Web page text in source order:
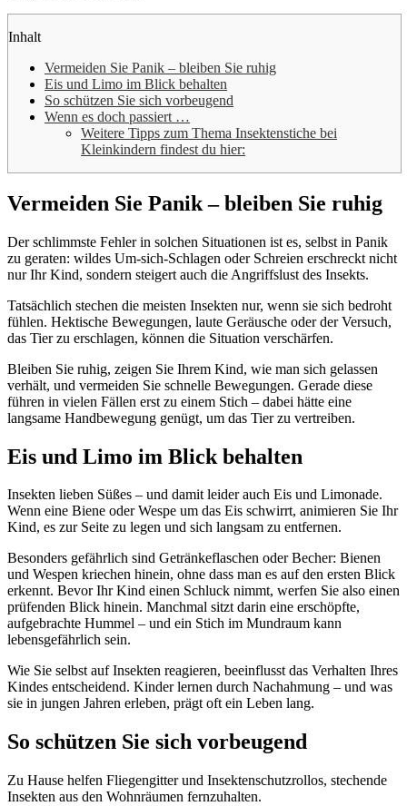
Inhalt
Vermeiden Sie Panik – bleiben Sie ruhig
Eis und Limo im Blick behalten
So schützen Sie sich vorbeugend
Wenn es doch passiert …
Weitere Tipps zum Thema Insektenstiche bei
Kleinkindern findest du hier:
Vermeiden Sie Panik – bleiben Sie ruhig
Der schlimmste Fehler in solchen Situationen ist es, selbst in Panik
zu geraten: wildes Um-sich-Schlagen oder Schreien erschreckt nicht
nur Ihr Kind, sondern steigert auch die Angriffslust des Insekts.
Tatsächlich stechen die meisten Insekten nur, wenn sie sich bedroht
fühlen. Hektische Bewegungen, laute Geräusche oder der Versuch,
das Tier zu erschlagen, können die Situation verschärfen.
Bleiben Sie ruhig, zeigen Sie Ihrem Kind, wie man sich gelassen
verhält, und vermeiden Sie schnelle Bewegungen. Gerade diese
führen in vielen Fällen erst zu einem Stich – dabei hätte eine
langsame Handbewegung genügt, um das Tier zu vertreiben.
Eis und Limo im Blick behalten
Insekten lieben Süßes – und damit leider auch Eis und Limonade.
Wenn eine Biene oder Wespe um das Eis schwirrt, animieren Sie Ihr
Kind, es zur Seite zu legen und sich langsam zu entfernen.
Besonders gefährlich sind Getränkeflaschen oder Becher: Bienen
und Wespen kriechen hinein, ohne dass man es auf den ersten Blick
erkennt. Bevor Ihr Kind einen Schluck nimmt, werfen Sie also einen
prüfenden Blick hinein. Manchmal sitzt darin eine erschöpfte,
aufgebrachte Hummel – und ein Stich im Mundraum kann
lebensgefährlich sein.
Wie Sie selbst auf Insekten reagieren, beeinflusst das Verhalten Ihres
Kindes entscheidend. Kinder lernen durch Nachahmung – und was
sie in jungen Jahren erleben, prägt oft ein Leben lang.
So schützen Sie sich vorbeugend
Zu Hause helfen Fliegengitter und Insektenschutzrollos, stechende
Insekten aus den Wohnräumen fernzuhalten.